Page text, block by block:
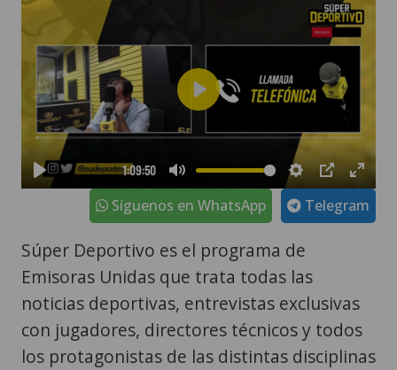
Telegram
Síguenos en WhatsApp
Súper Deportivo es el programa de
Emisoras Unidas que trata todas las
noticias deportivas, entrevistas exclusivas
con jugadores, directores técnicos y todos
los protagonistas de las distintas disciplinas